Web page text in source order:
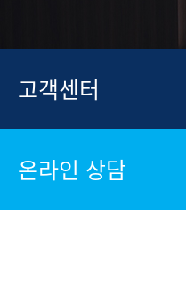
고객센터
온라인 상담